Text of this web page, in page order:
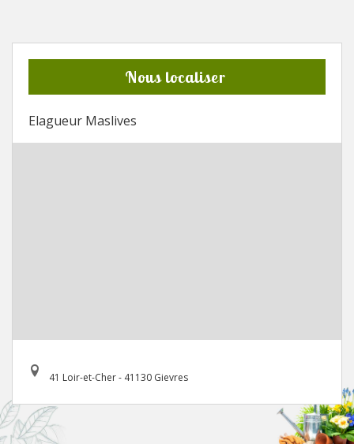
Nous localiser
Elagueur Maslives
41 Loir-et-Cher - 41130 Gievres